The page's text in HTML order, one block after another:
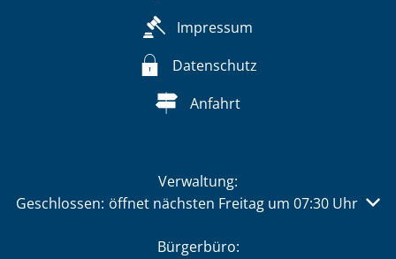
Impressum
Datenschutz
Anfahrt
Verwaltung:
Klicken, um weitere Öffnungs- oder Schließzeiten
Geschlossen: öffnet nächsten Freitag um 07:30 Uhr
Bürgerbüro: